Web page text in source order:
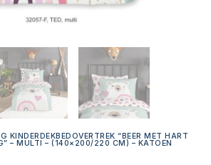
KINDERDEKBEDOVERTREK “BEER MET HART
– MULTI – (140×200/220 CM) – KATOEN